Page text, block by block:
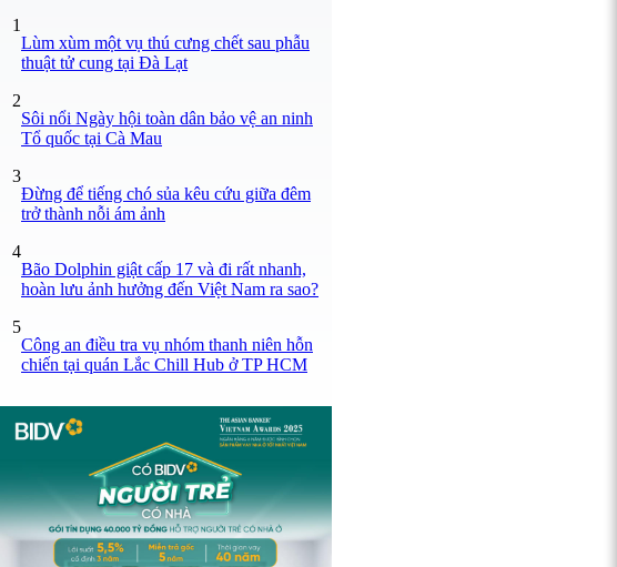
1
Lùm xùm một vụ thú cưng chết sau phẫu
thuật tử cung tại Đà Lạt
2
Sôi nổi Ngày hội toàn dân bảo vệ an ninh
Tổ quốc tại Cà Mau
3
Đừng để tiếng chó sủa kêu cứu giữa đêm
trở thành nỗi ám ảnh
4
Bão Dolphin giật cấp 17 và đi rất nhanh,
hoàn lưu ảnh hưởng đến Việt Nam ra sao?
5
Công an điều tra vụ nhóm thanh niên hỗn
chiến tại quán Lắc Chill Hub ở TP HCM